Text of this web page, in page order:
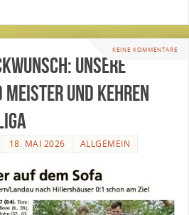
KEINE KOMMENTARE
Unsere
und kehren
18. MAI 2026 ALLGEMEIN